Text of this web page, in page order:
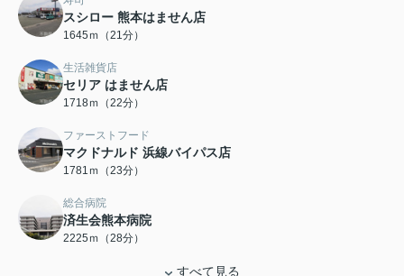
スシロー 熊本はません店
1645ｍ（21分）
生活雑貨店
セリア はません店
1718ｍ（22分）
ファーストフード
マクドナルド 浜線バイパス店
1781ｍ（23分）
総合病院
済生会熊本病院
2225ｍ（28分）
すべて見る